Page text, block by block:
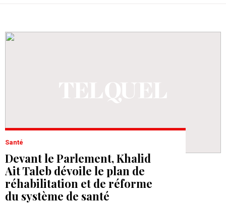
Santé
Devant le Parlement, Khalid
Ait Taleb dévoile le plan de
réhabilitation et de réforme
du système de santé